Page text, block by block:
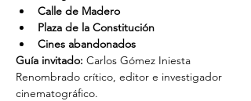
Calle de Madero
Plaza de la Constitución
Cines abandonados
Guía invitado: Carlos Gómez Iniesta
Renombrado crítico, editor e investigador
cinematográfico.